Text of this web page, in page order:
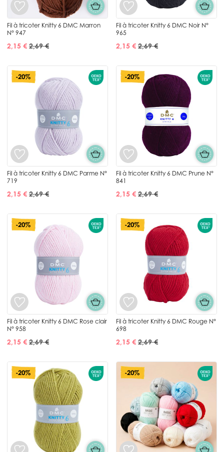
Fil à tricoter Knitty 6 DMC Marron
N° 947
2,15 € 2,69 €
Fil à tricoter Knitty 6 DMC Noir N°
965
2,15 € 2,69 €
-20%
Fil à tricoter Knitty 6 DMC Parme N°
719
2,15 € 2,69 €
-20%
Fil à tricoter Knitty 6 DMC Prune N°
841
2,15 € 2,69 €
-20%
Fil à tricoter Knitty 6 DMC Rose clair
N° 958
2,15 € 2,69 €
-20%
Fil à tricoter Knitty 6 DMC Rouge N°
698
2,15 € 2,69 €
-20% -20%